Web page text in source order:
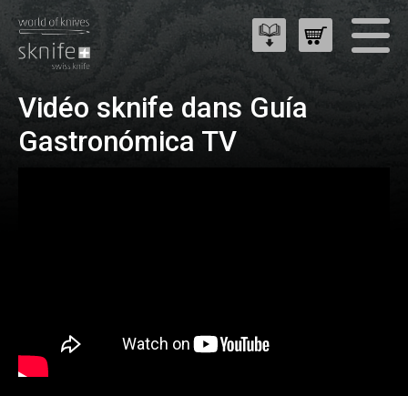
Vidéo sknife dans Guía
Gastronómica TV